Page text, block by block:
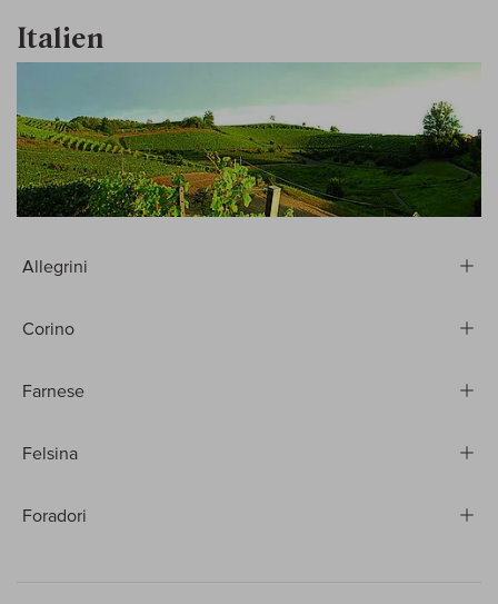
Italien
Allegrini
Corino
Farnese
Felsina
Foradori